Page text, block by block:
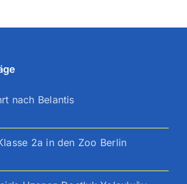
nach Belantis
2a in den Zoo Berlin